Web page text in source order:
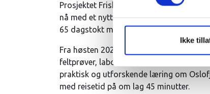
Ikke
Prosjektet Frisk Oslofjord, som har vært
nå med et nytt spesialtilbud for
65 dagstokt med båt fra Kragerø til
Fra høsten 2026 inviteres
feltprøver, laboratorieopplevelser,
praktisk og utforskende læring om
med reisetid på om lag 45 minutter.